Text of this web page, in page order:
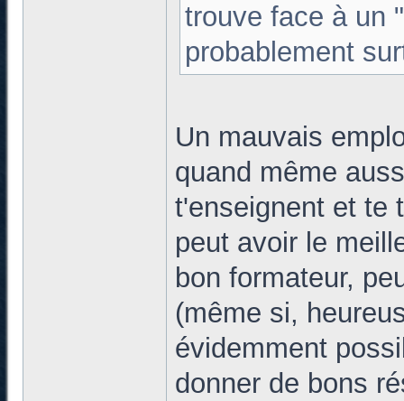
trouve face à un
probablement
Un mauvais
quand même
t'enseignent et te
peut avoir le
bon formateur,
(même si,
évidemment
donner de bons